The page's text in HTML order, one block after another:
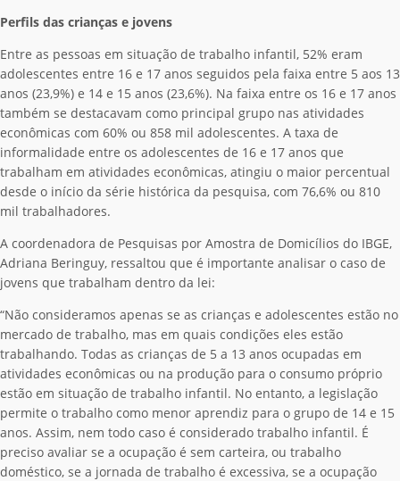
Perfils das crianças e jovens
Entre as pessoas em situação de trabalho infantil, 52% eram
adolescentes entre 16 e 17 anos seguidos pela faixa entre 5 aos 13
anos (23,9%) e 14 e 15 anos (23,6%). Na faixa entre os 16 e 17 anos
também se destacavam como principal grupo nas atividades
econômicas com 60% ou 858 mil adolescentes. A taxa de
informalidade entre os adolescentes de 16 e 17 anos que
trabalham em atividades econômicas, atingiu o maior percentual
desde o início da série histórica da pesquisa, com 76,6% ou 810
mil trabalhadores.
A coordenadora de Pesquisas por Amostra de Domicílios do IBGE,
Adriana Beringuy, ressaltou que é importante analisar o caso de
jovens que trabalham dentro da lei:
“Não consideramos apenas se as crianças e adolescentes estão no
mercado de trabalho, mas em quais condições eles estão
trabalhando. Todas as crianças de 5 a 13 anos ocupadas em
atividades econômicas ou na produção para o consumo próprio
estão em situação de trabalho infantil. No entanto, a legislação
permite o trabalho como menor aprendiz para o grupo de 14 e 15
anos. Assim, nem todo caso é considerado trabalho infantil. É
preciso avaliar se a ocupação é sem carteira, ou trabalho
doméstico, se a jornada de trabalho é excessiva, se a ocupação